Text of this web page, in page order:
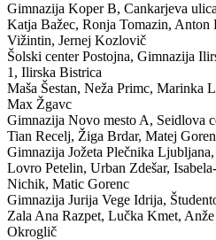
Gimnazija KoperB, Cankarjeva
Katja Bažec, Ronja Tomazin,
Vižintin, Jernej Kozlovič
Šolski center Postojna, Gimnazija
1, Ilirska Bistrica
Maša Šestan, Neža Primc, Marinka
Max Žgavc
Gimnazija Novo mesto A, Seidlova
Tian Recelj, Žiga Brdar, Matej
Gimnazija Jožeta Plečnika Ljubljana,
Lovro Petelin, Urban Zdešar,
Nichik, Matic Gorenc
Gimnazija Jurija Vege Idrija,
Zala Ana Razpet, Lučka Kmet,
Okroglič